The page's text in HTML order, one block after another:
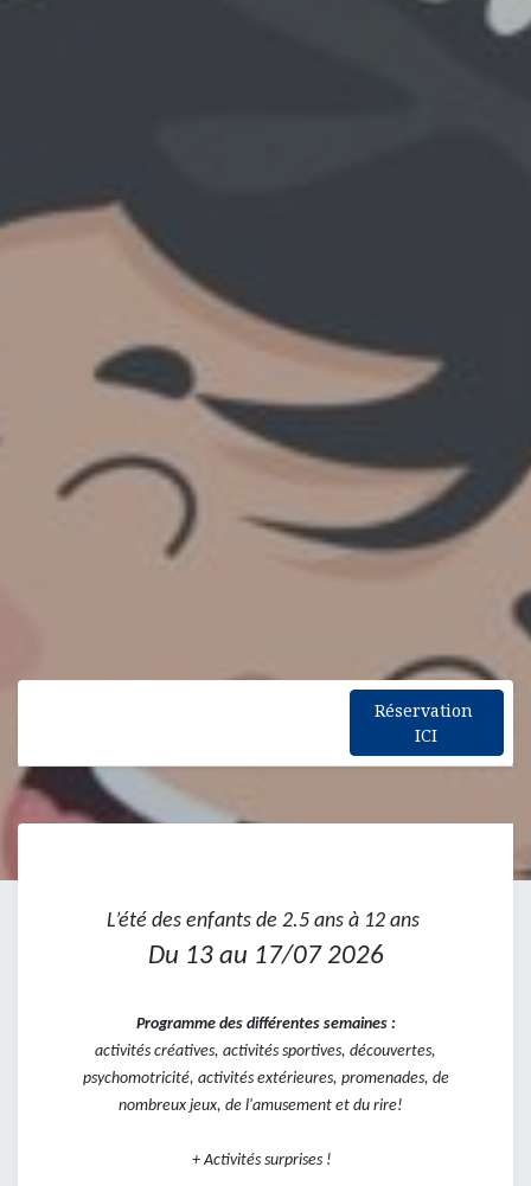
Réservation
ICI
L’été des enfants de 2.5 ans à 12 ans
Du 13 au 17/07 2026
Programme des différentes semaines :
activités créatives, activités sportives, découvertes,
psychomotricité, activités extérieures, promenades, de
nombreux jeux, de l'amusement et du rire!
+ Activités surprises !